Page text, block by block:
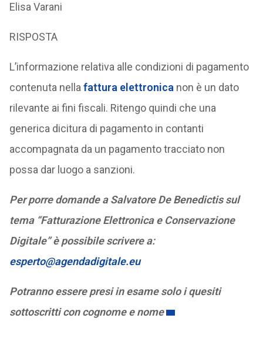
Elisa Varani
RISPOSTA
L’informazione relativa alle condizioni di pagamento
contenuta nella fattura elettronica non è un dato
rilevante ai fini fiscali. Ritengo quindi che una
generica dicitura di pagamento in contanti
accompagnata da un pagamento tracciato non
possa dar luogo a sanzioni.
Per porre domande a Salvatore De Benedictis sul
tema “Fatturazione Elettronica e Conservazione
Digitale” è possibile scrivere a:
esperto@agendadigitale.eu
Potranno essere presi in esame solo i quesiti
sottoscritti con cognome e nome